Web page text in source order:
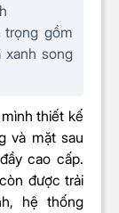
2MP
gồm
xanh song
thiết kế
và mặt sau
cao cấp.
được trải
hệ thống